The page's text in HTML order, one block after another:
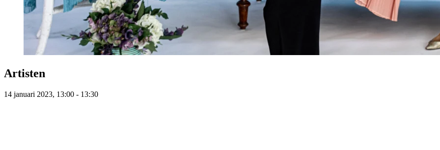
Artisten
14 januari 2023, 13:00 - 13:30